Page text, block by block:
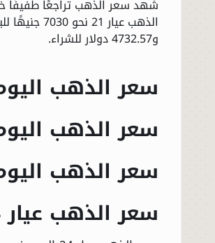
و4732.57 دولار للشراء.
سعر الذهب اليوم
سعر الذهب
سعر الذهب
سعر الذهب عيار 24